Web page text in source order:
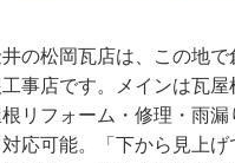
の松岡瓦店は、この地で
事店です。メインは瓦屋
リフォーム・修理・雨漏
応可能。「下から見上げ